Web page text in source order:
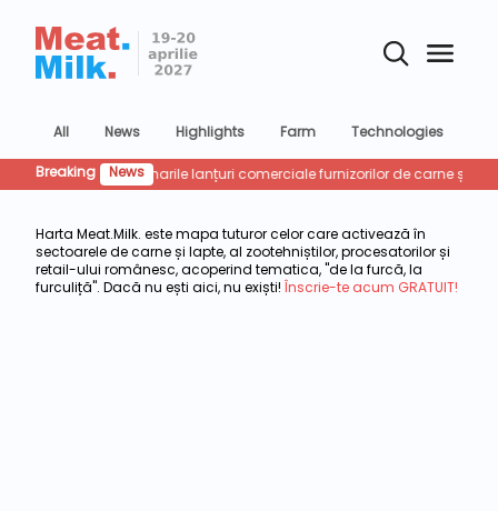
All News Highlights Farm Technologies
Breaking News
jocului: ce vor cere marile lanțuri comerciale furnizorilor de carne și
Harta Meat.Milk. este mapa tuturor celor care activează în
sectoarele de carne și lapte, al zootehniștilor, procesatorilor și
retail-ului românesc, acoperind tematica, "de la furcă, la
furculiță". Dacă nu ești aici, nu exiști! Înscrie-te acum GRATUIT!